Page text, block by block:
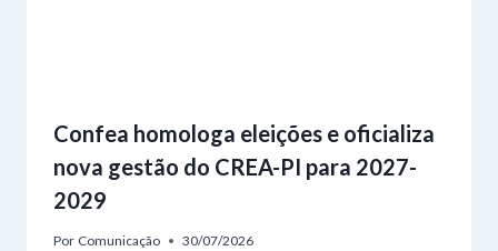
Confea homologa eleições e oficializa
nova gestão do CREA-PI para 2027-
2029
Por Comunicação 30/07/2026